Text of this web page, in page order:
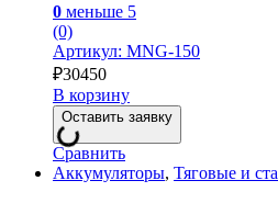
0 меньше 5
(0)
Артикул: MNG-150
₽30450
В корзину
Оставить заявку
Сравнить
Аккумуляторы, Тяговые и